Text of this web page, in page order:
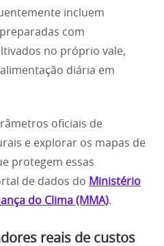
incluem
com
no próprio vale,
diária em
oficiais de
e explorar os mapas de
protegem essas
de dados do Ministério
do Clima (MMA).
reais de custos